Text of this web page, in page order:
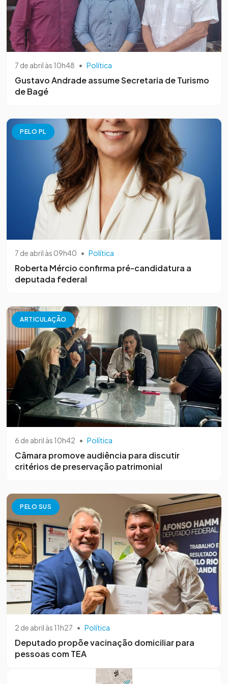
7 de abril às 10h48 • Política
Gustavo Andrade assume Secretaria de Turismo
de Bagé
PELO PL
7 de abril às 09h40 • Política
Roberta Mércio confirma pré-candidatura a
deputada federal
ARTICULAÇÃO
6 de abril às 10h42 • Política
Câmara promove audiência para discutir
critérios de preservação patrimonial
PELO SUS
2 de abril às 11h27 • Política
Deputado propõe vacinação domiciliar para
pessoas com TEA